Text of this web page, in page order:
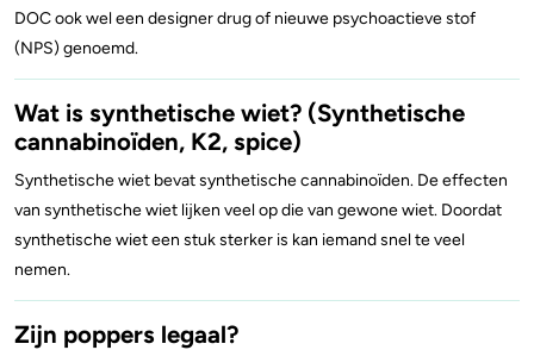
DOC ook wel een designer drug of nieuwe psychoactieve stof
(NPS) genoemd.
Wat is synthetische wiet? (Synthetische
cannabinoïden, K2, spice)
Synthetische wiet bevat synthetische cannabinoïden. De effecten
van synthetische wiet lijken veel op die van gewone wiet. Doordat
synthetische wiet een stuk sterker is kan iemand snel te veel
nemen.
Zijn poppers legaal?